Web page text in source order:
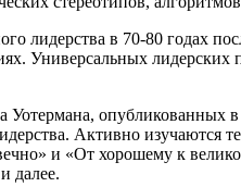
лидерства в 70-80 годах
Универсальных лидерских
Уотермана, опубликованных
Активно изучаются
и «От хорошему к
далее.